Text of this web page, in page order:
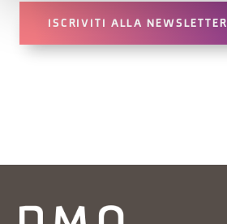
ISCRIVITI ALLA NEWSLETTER